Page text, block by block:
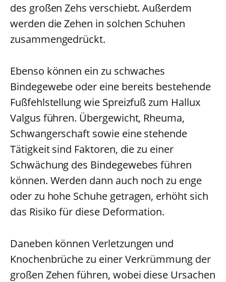
des großen Zehs verschiebt. Außerdem
werden die Zehen in solchen Schuhen
zusammengedrückt.
Ebenso können ein zu schwaches
Bindegewebe oder eine bereits bestehende
Fußfehlstellung wie Spreizfuß zum Hallux
Valgus führen. Übergewicht, Rheuma,
Schwangerschaft sowie eine stehende
Tätigkeit sind Faktoren, die zu einer
Schwächung des Bindegewebes führen
können. Werden dann auch noch zu enge
oder zu hohe Schuhe getragen, erhöht sich
das Risiko für diese Deformation.
Daneben können Verletzungen und
Knochenbrüche zu einer Verkrümmung der
großen Zehen führen, wobei diese Ursachen